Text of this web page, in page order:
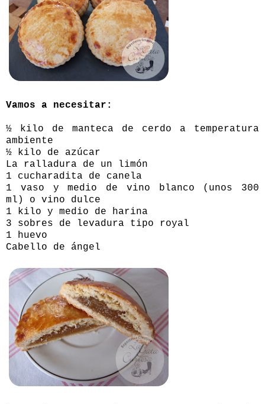
Vamos a necesitar:
½ kilo de manteca de cerdo a temperatura
ambiente
½ kilo de azúcar
La ralladura de un limón
1 cucharadita de canela
1 vaso y medio de vino blanco (unos 300
ml) o vino dulce
1 kilo y medio de harina
3 sobres de levadura tipo royal
1 huevo
Cabello de ángel